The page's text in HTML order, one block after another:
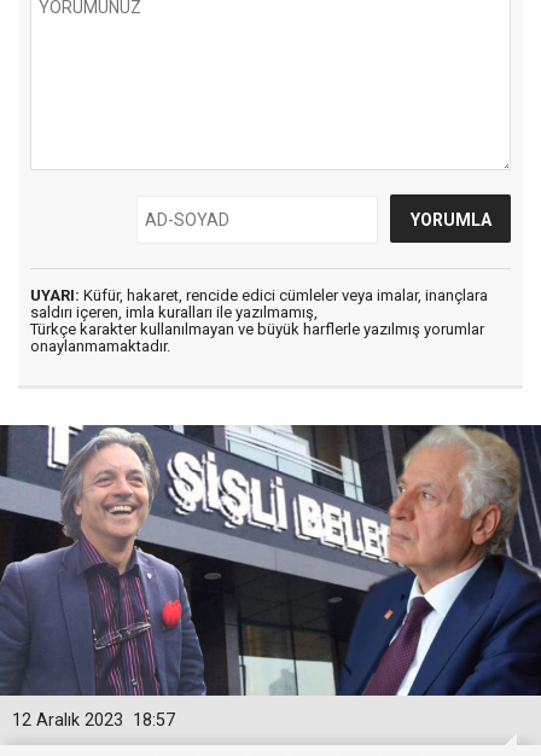
UYARI: Küfür, hakaret, rencide edici cümleler veya imalar, inançlara
saldırı içeren, imla kuralları ile yazılmamış,
Türkçe karakter kullanılmayan ve büyük harflerle yazılmış yorumlar
onaylanmamaktadır.
18:57
12 Aralık 2023